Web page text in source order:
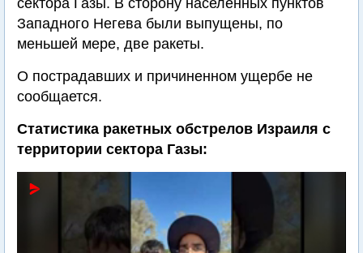
сектора Газы. В сторону населенных пунктов
Западного Негева были выпущены, по
меньшей мере, две ракеты.
О пострадавших и причиненном ущербе не
сообщается.
Статистика ракетных обстрелов Израиля с
территории сектора Газы: